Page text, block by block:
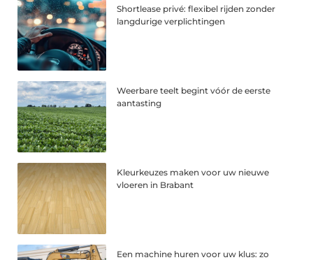
Shortlease privé: flexibel rijden zonder
langdurige verplichtingen
Weerbare teelt begint vóór de eerste
aantasting
Kleurkeuzes maken voor uw nieuwe
vloeren in Brabant
Een machine huren voor uw klus: zo